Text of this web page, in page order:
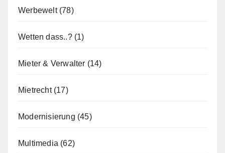
Werbewelt(78)
Wetten dass..?(1)
Mieter & Verwalter (14)
Mietrecht(17)
Modernisierung (45)
Multimedia (62)